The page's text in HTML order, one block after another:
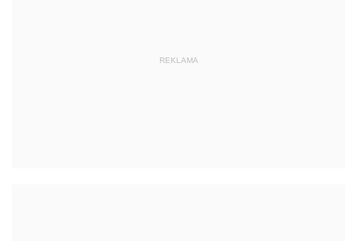
REKLAMA